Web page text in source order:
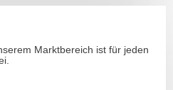
Marktbereich ist für jeden